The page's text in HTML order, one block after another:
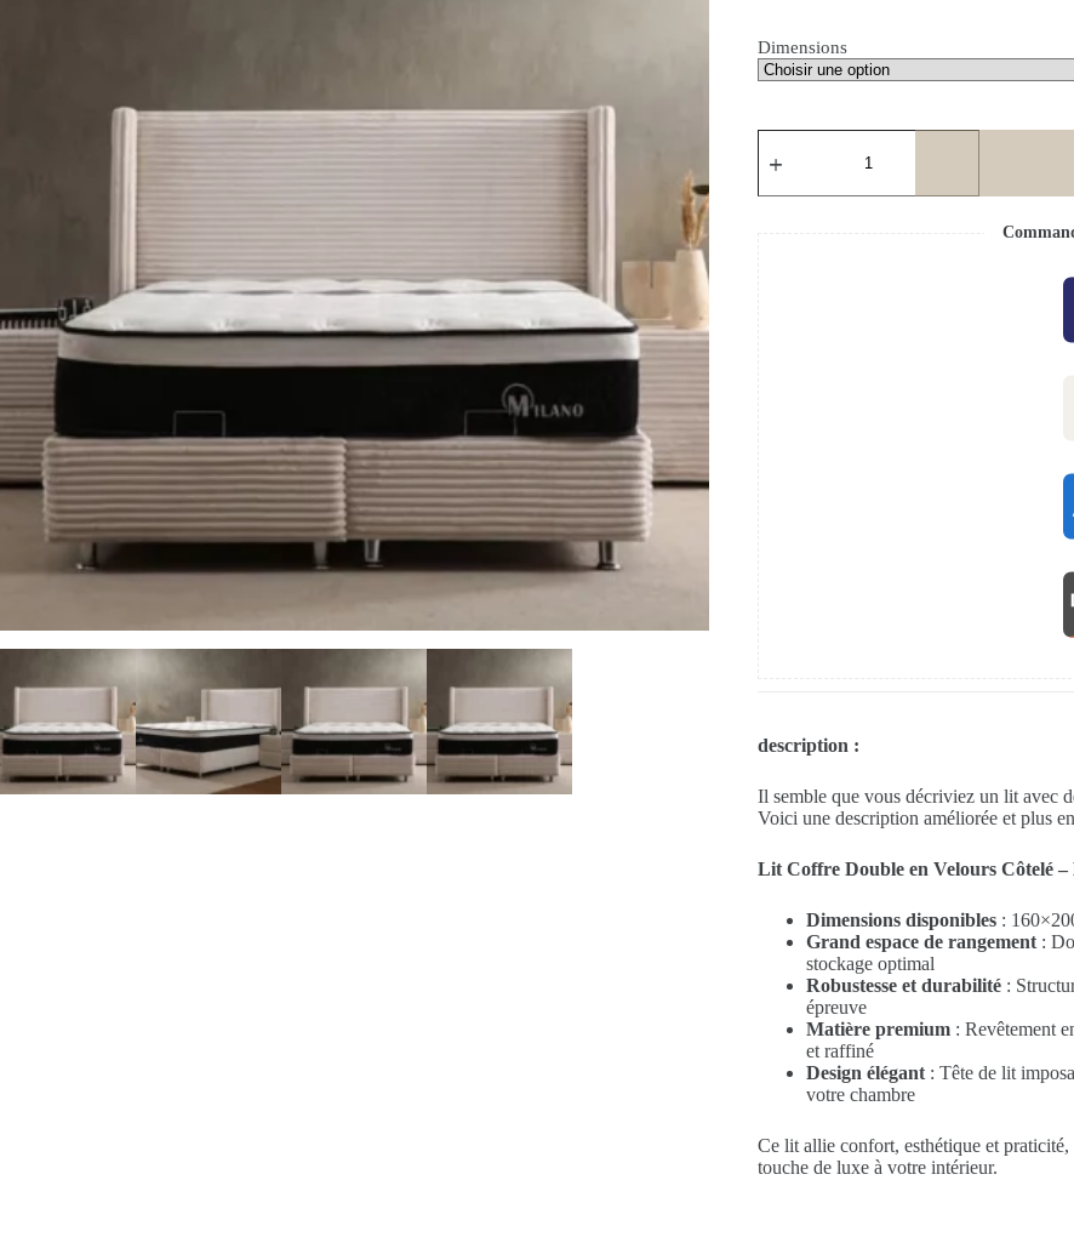
Dimensions
description :
Il semble que vous décriviez un lit avec
Voici une description améliorée et plus
Lit Coffre Double en Velours Côtelé –
Dimensions disponibles:
Grand espace de rangement:
stockage optimal
Robustesse et durabilité:
épreuve
Matière premium: Revêtement
et raffiné
Design élégant: Tête de lit
votre chambre
Ce lit allie confort, esthétique et
touche de luxe à votre intérieur.